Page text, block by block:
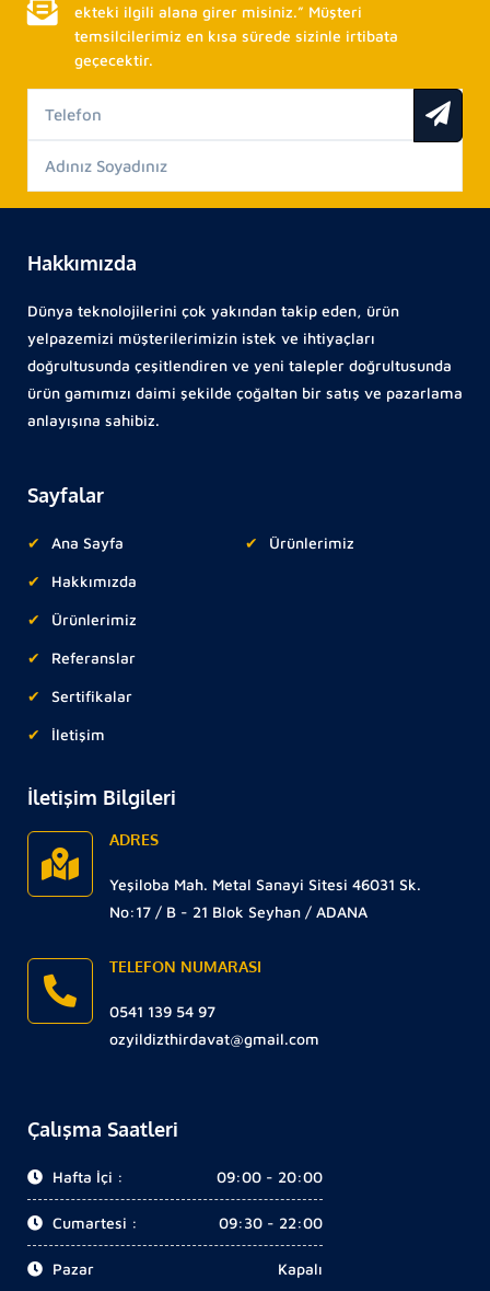
ekteki ilgili alana girer misiniz.” Müşteri
temsilcilerimiz en kısa sürede sizinle irtibata
geçecektir.
Hakkımızda
Dünya teknolojilerini çok yakından takip eden, ürün
yelpazemizi müşterilerimizin istek ve ihtiyaçları
doğrultusunda çeşitlendiren ve yeni talepler doğrultusunda
ürün gamımızı daimi şekilde çoğaltan bir satış ve pazarlama
anlayışına sahibiz.
Sayfalar
Ana Sayfa
Hakkımızda
Ürünlerimiz
Referanslar
Sertifikalar
İletişim
Ürünlerimiz
İletişim Bilgileri
ADRES
Yeşiloba Mah. Metal Sanayi Sitesi 46031 Sk.
No:17 / B - 21 Blok Seyhan / ADANA
TELEFON NUMARASI
0541 139 54 97
ozyildizthirdavat@gmail.com
Çalışma Saatleri
Hafta İçi : 09:00 - 20:00
Cumartesi : 09:30 - 22:00
Pazar Kapalı